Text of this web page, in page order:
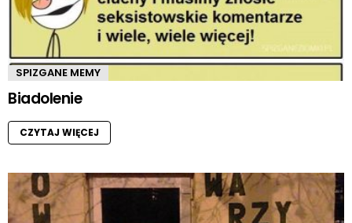
SPIZGANE MEMY
Biadolenie
CZYTAJ WIĘCEJ